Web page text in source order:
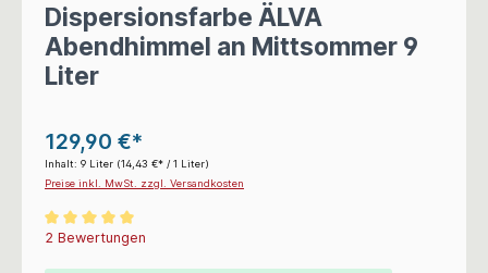
Dispersionsfarbe ÄLVA
Abendhimmel an Mittsommer 9
Liter
129,90 €*
Inhalt: 9 Liter (14,43 €* / 1 Liter)
Preise inkl. MwSt. zzgl. Versandkosten
Durchschnittliche Bewertung von 5 von 5 Sternen
2 Bewertungen